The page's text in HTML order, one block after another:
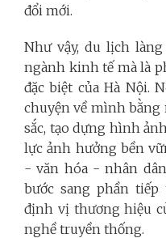
đổi mới.
Như vậy, du lịch
ngành kinh tế mà là
đặc biệt của Hà Nội.
chuyện về mình bằng
sắc, tạo dựng hình
lực ảnh hưởng bền
- văn hóa - nhân
bước sang phần
định vị thương hiệu
nghề truyền thống.